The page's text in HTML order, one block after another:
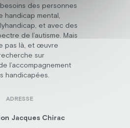
des personnes
handicap mental,
et avec des
de l’autisme. Mais
pas là, et œuvre
sur
l’accompagnement
handicapées.
ADRESSE
Jacques Chirac